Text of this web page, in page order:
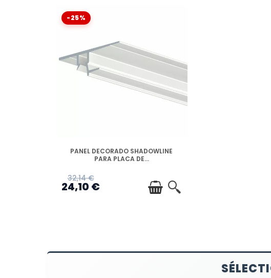
-25%
DISPONIBLE
PANEL DECORADO SHADOWLINE
PARA PLACA DE...
32,14 €
24,10 €